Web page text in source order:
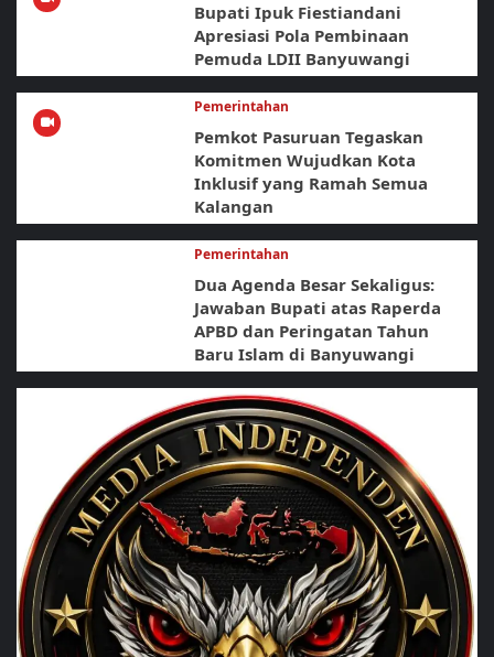
Bupati Ipuk Fiestiandani
Apresiasi Pola Pembinaan
Pemuda LDII Banyuwangi
Pemerintahan
Pemkot Pasuruan Tegaskan
Komitmen Wujudkan Kota
Inklusif yang Ramah Semua
Kalangan
Pemerintahan
Dua Agenda Besar Sekaligus:
Jawaban Bupati atas Raperda
APBD dan Peringatan Tahun
Baru Islam di Banyuwangi